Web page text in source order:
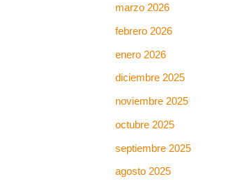
marzo 2026
febrero 2026
enero 2026
diciembre 2025
noviembre 2025
octubre 2025
septiembre 2025
agosto 2025